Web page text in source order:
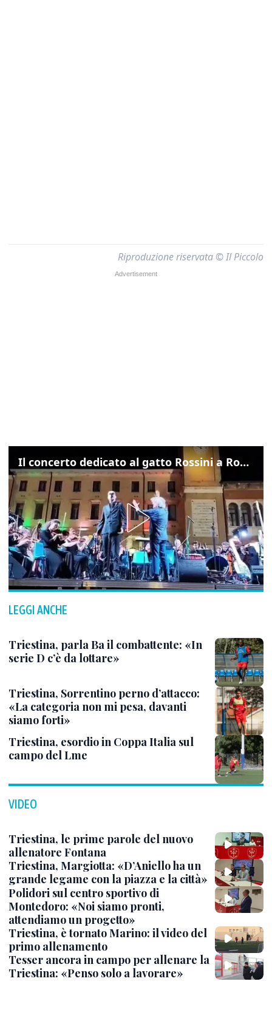
Riproduzione riservata © Il Piccolo
Il concerto dedicato al gatto Rossini a Rovigo: ecco un estratto
LEGGI ANCHE
Triestina, parla Ba il combattente: «In
serie D c’è da lottare»
Triestina, Sorrentino perno d’attacco:
«La categoria non mi pesa, davanti
siamo forti»
Triestina, esordio in Coppa Italia sul
campo del Lme
VIDEO
Triestina, le prime parole del nuovo
allenatore Fontana
Triestina, Margiotta: «D’Aniello ha un
grande legame con la piazza e la città»
Polidori sul centro sportivo di
Montedoro: «Noi siamo pronti,
attendiamo un progetto»
Triestina, è tornato Marino: il video del
primo allenamento
Tesser ancora in campo per allenare la
Triestina: «Penso solo a lavorare»